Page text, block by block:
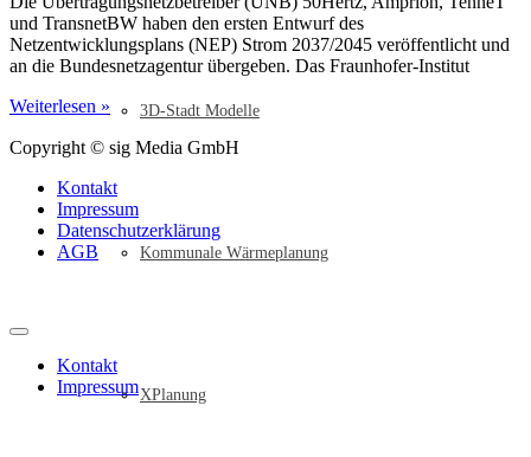
3D-Stadt Modelle
Kommunale Wärmeplanung
XPlanung
und TransnetBW haben den ersten Entwurf des
Netzentwicklungsplans (NEP) Strom 2037/2045 veröffentlicht und
an die Bundesnetzagentur übergeben. Das Fraunhofer-Institut
Weiterlesen »
Copyright © sig Media GmbH
Kontakt
Impressum
Datenschutzerklärung
AGB
Kontakt
Impressum